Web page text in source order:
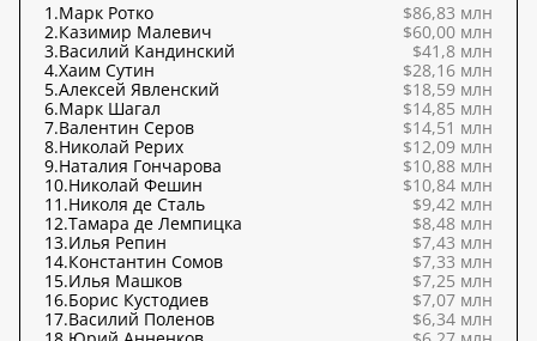
1.Марк Ротко
$86,83 млн
2.Казимир Малевич
$60,00 млн
3.Василий Кандинский
$41,8 млн
4.Хаим Сутин
$28,16 млн
5.Алексей Явленский
$18,59 млн
6.Марк Шагал
$14,85 млн
7.Валентин Серов
$14,51 млн
8.Николай Рерих
$12,09 млн
9.Наталия Гончарова
$10,88 млн
10.Николай Фешин
$10,84 млн
11.Николя де Сталь
$9,42 млн
12.Тамара де Лемпицка
$8,48 млн
13.Илья Репин
$7,43 млн
14.Константин Сомов
$7,33 млн
15.Илья Машков
$7,25 млн
16.Борис Кустодиев
$7,07 млн
17.Василий Поленов
$6,34 млн